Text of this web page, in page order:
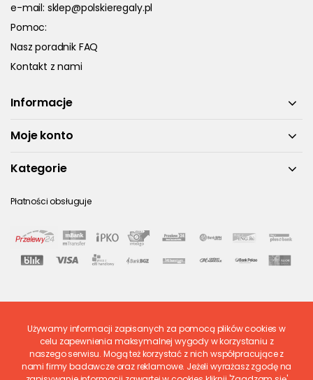
e-mail: sklep@polskieregaly.pl
Pomoc:
Nasz poradnik FAQ
Kontakt z nami
Informacje
Moje konto
Kategorie
Płatności obsługuje
Ostatnio ocenione
Używamy informacji zapisanych za pomocą plików cookies w
celu zapewnienia maksymalnej wygody w korzystaniu z
naszego serwisu. Mogą też korzystać z nich współpracujące z
nami firmy badawcze oraz reklamowe. Jeżeli wyrażasz zgodę na